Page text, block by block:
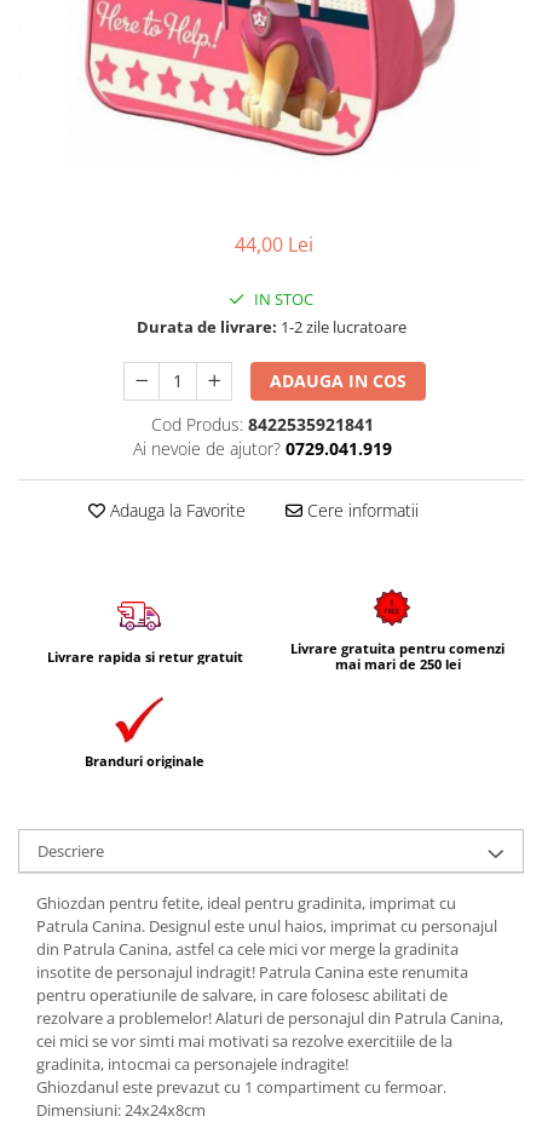
44,00 Lei
IN STOC
Durata de livrare: 1-2 zile lucratoare
ADAUGA IN COS
Cod Produs: 8422535921841
Ai nevoie de ajutor? 0729.041.919
Adauga la Favorite Cere informatii
Livrare rapida si retur gratuit
Livrare gratuita pentru comenzi
mai mari de 250 lei
Branduri originale
Descriere
Ghiozdan pentru fetite, ideal pentru gradinita, imprimat cu
Patrula Canina. Designul este unul haios, imprimat cu personajul
din Patrula Canina, astfel ca cele mici vor merge la gradinita
insotite de personajul indragit! Patrula Canina este renumita
pentru operatiunile de salvare, in care folosesc abilitati de
rezolvare a problemelor! Alaturi de personajul din Patrula Canina,
cei mici se vor simti mai motivati sa rezolve exercitiile de la
gradinita, intocmai ca personajele indragite!
Ghiozdanul este prevazut cu 1 compartiment cu fermoar.
Dimensiuni: 24x24x8cm